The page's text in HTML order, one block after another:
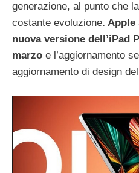
generazione, al punto che
costante evoluzione. Apple
nuova versione dell’iPad
marzo e l’aggiornamento
aggiornamento di design